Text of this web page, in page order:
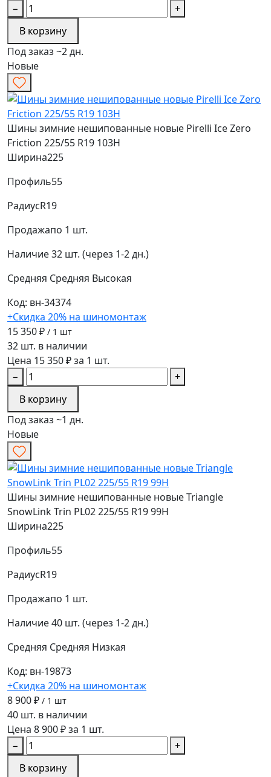
−
+
В корзину
Под заказ ~2 дн.
Новые
Шины зимние нешипованные новые Pirelli Ice Zero
Friction 225/55 R19 103H
Ширина225
Профиль55
РадиусR19
Продажапо 1 шт.
Наличие32 шт. (через 1-2 дн.)
Средняя Средняя Высокая
Код: вн-34374
+Скидка 20% на шиномонтаж
15 350 ₽ / 1 шт
32 шт. в наличии
Цена 15 350 ₽ за 1 шт.
−
+
В корзину
Под заказ ~1 дн.
Новые
Шины зимние нешипованные новые Triangle
SnowLink Trin PL02 225/55 R19 99H
Ширина225
Профиль55
РадиусR19
Продажапо 1 шт.
Наличие40 шт. (через 1-2 дн.)
Средняя Средняя Низкая
Код: вн-19873
+Скидка 20% на шиномонтаж
8 900 ₽ / 1 шт
40 шт. в наличии
Цена 8 900 ₽ за 1 шт.
−
+
В корзину